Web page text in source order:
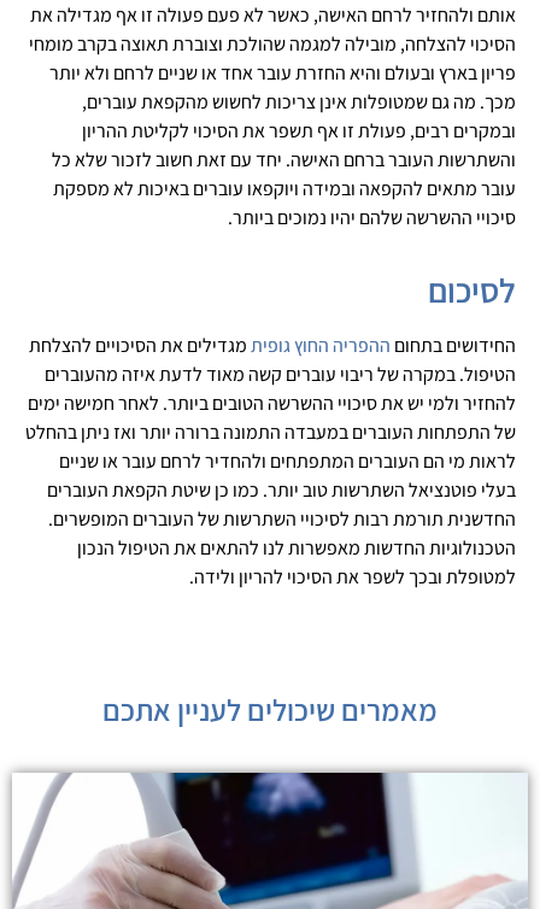
אותם ולהחזיר לרחם האישה, כאשר לא פעם פעולה זו אף מגדילה את
הסיכוי להצלחה, מובילה למגמה שהולכת וצוברת תאוצה בקרב מומחי
פריון בארץ ובעולם והיא החזרת עובר אחד או שניים לרחם ולא יותר
מכך. מה גם שמטופלות אינן צריכות לחשוש מהקפאת עוברים,
ובמקרים רבים, פעולת זו אף תשפר את הסיכוי לקליטת ההריון
והשתרשות העובר ברחם האישה. יחד עם זאת חשוב לזכור שלא כל
עובר מתאים להקפאה ובמידה ויוקפאו עוברים באיכות לא מספקת
סיכויי ההשרשה שלהם יהיו נמוכים ביותר.
לסיכום
החידושים בתחום ההפריה החוץ גופיתמגדילים את הסיכויים להצלחת
הטיפול. במקרה של ריבוי עוברים קשה מאוד לדעת איזה מהעוברים
להחזיר ולמי יש את סיכויי ההשרשה הטובים ביותר. לאחר חמישה ימים
של התפתחות העוברים במעבדה התמונה ברורה יותר ואז ניתן בהחלט
לראות מי הם העוברים המתפתחים ולהחדיר לרחם עובר או שניים
בעלי פוטנציאל השתרשות טוב יותר. כמו כן שיטת הקפאת העוברים
החדשנית תורמת רבות לסיכויי השתרשות של העוברים המופשרים.
הטכנולוגיות החדשות מאפשרות לנו להתאים את הטיפול הנכון
למטופלת ובכך לשפר את הסיכוי להריון ולידה.
מאמרים שיכולים לעניין אתכם